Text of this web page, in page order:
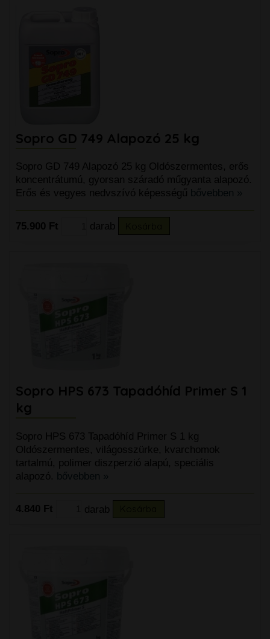
Sopro GD 749 Alapozó 25 kg
Sopro GD 749 Alapozó 25 kg Oldószermentes, erős
koncentrátumú, gyorsan száradó műgyanta alapozó.
Erős és vegyes nedvszívó képességű bővebben »
75.900 Ft darab
Sopro HPS 673 Tapadóhíd Primer S 1
kg
Sopro HPS 673 Tapadóhíd Primer S 1 kg
Oldószermentes, világosszürke, kvarchomok
tartalmú, polimer diszperzió alapú, speciális
alapozó. bővebben »
4.840 Ft darab